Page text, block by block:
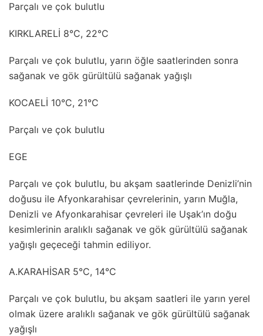
Parçalı ve çok bulutlu
KIRKLARELİ 8°C, 22°C
Parçalı ve çok bulutlu, yarın öğle saatlerinden sonra
sağanak ve gök gürültülü sağanak yağışlı
KOCAELİ 10°C, 21°C
Parçalı ve çok bulutlu
EGE
Parçalı ve çok bulutlu, bu akşam saatlerinde Denizli’nin
doğusu ile Afyonkarahisar çevrelerinin, yarın Muğla,
Denizli ve Afyonkarahisar çevreleri ile Uşak’ın doğu
kesimlerinin aralıklı sağanak ve gök gürültülü sağanak
yağışlı geçeceği tahmin ediliyor.
A.KARAHİSAR 5°C, 14°C
Parçalı ve çok bulutlu, bu akşam saatleri ile yarın yerel
olmak üzere aralıklı sağanak ve gök gürültülü sağanak
yağışlı